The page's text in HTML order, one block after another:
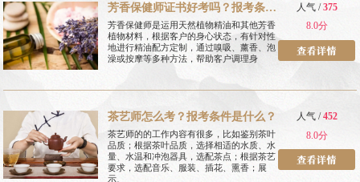
芳香保健师证书好考吗？报考条件
是什么？
芳香保健师是运用天然植物精油和其他芳香
植物材料，根据客户的身心状态，有针对性
地进行精油配方定制，通过嗅吸、薰香、泡
澡或按摩等多种方法，帮助客户调理身
人气 /375
8.0分
茶艺师怎么考？报考条件是什么？
茶艺师的的工作内容有很多，比如鉴别茶叶
品质；根据茶叶品质，选择相适的水质、水
量、水温和冲泡器具，选配茶点；根据茶艺
要求，选配音乐、服装、插花、熏香；展
示、
人气 /452
8.0分